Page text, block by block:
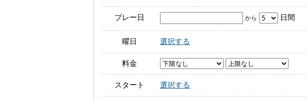
プレー日 から 日間
曜日 選択する
料金
スタート 選択する